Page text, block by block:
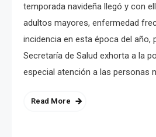
temporada navideña llegó y con
adultos mayores, enfermedad
incidencia en esta época del año,
Secretaría de Salud exhorta a la
especial atención a las personas
Read More